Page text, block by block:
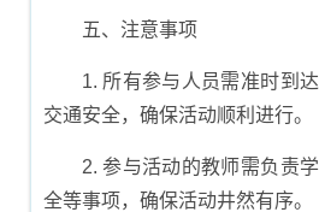
五、注意事项
1. 所有参与人员需准时到
交通安全，确保活动顺利进行。
2. 参与活动的教师需负责
全等事项，确保活动井然有序。